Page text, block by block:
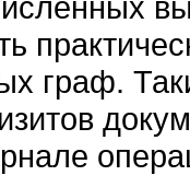
граф.